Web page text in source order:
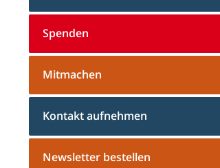
Spenden
Mitmachen
Kontakt aufnehmen
Newsletter bestellen